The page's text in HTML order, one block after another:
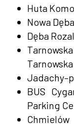
Huta
Nowa
Dęba
BUS
Parking